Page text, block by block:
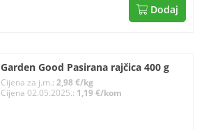
Dodaj
Garden Good Pasirana rajčica 400 g
Cijena za j.m.: 2,98 €/kg
Cijena 02.05.2025.: 1,19 €/kom